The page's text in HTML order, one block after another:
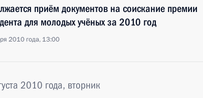
приём документов на соискание премии
для молодых учёных за 2010 год
2010 года, 13:00
2010 года, вторник